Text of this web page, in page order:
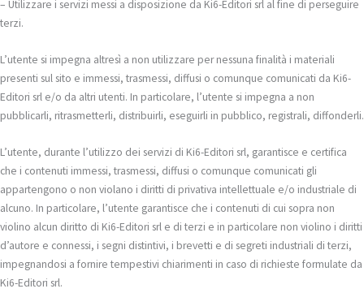
– Utilizzare i servizi messi a disposizione da Ki6-Editori srl al fine di perseguire
terzi.
L’utente si impegna altresì a non utilizzare per nessuna finalità i materiali
presenti sul sito e immessi, trasmessi, diffusi o comunque comunicati da Ki6-
Editori srl e/o da altri utenti. In particolare, l’utente si impegna a non
pubblicarli, ritrasmetterli, distribuirli, eseguirli in pubblico, registrali, diffonderli.
L’utente, durante l’utilizzo dei servizi di Ki6-Editori srl, garantisce e certifica
che i contenuti immessi, trasmessi, diffusi o comunque comunicati gli
appartengono o non violano i diritti di privativa intellettuale e/o industriale di
alcuno. In particolare, l’utente garantisce che i contenuti di cui sopra non
violino alcun diritto di Ki6-Editori srl e di terzi e in particolare non violino i diritti
d’autore e connessi, i segni distintivi, i brevetti e di segreti industriali di terzi,
impegnandosi a fornire tempestivi chiarimenti in caso di richieste formulate da
Ki6-Editori srl.